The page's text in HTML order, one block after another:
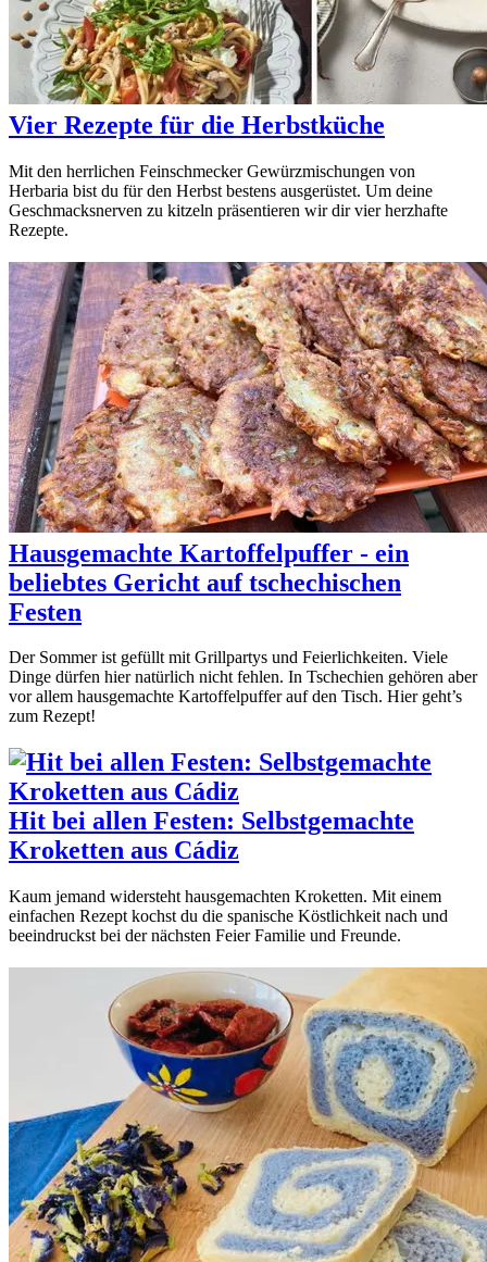
Vier Rezepte für die Herbstküche
Mit den herrlichen Feinschmecker Gewürzmischungen von
Herbaria bist du für den Herbst bestens ausgerüstet. Um deine
Geschmacksnerven zu kitzeln präsentieren wir dir vier herzhafte
Rezepte.
Hausgemachte Kartoffelpuffer - ein
beliebtes Gericht auf tschechischen
Festen
Der Sommer ist gefüllt mit Grillpartys und Feierlichkeiten. Viele
Dinge dürfen hier natürlich nicht fehlen. In Tschechien gehören aber
vor allem hausgemachte Kartoffelpuffer auf den Tisch. Hier geht’s
zum Rezept!
Hit bei allen Festen: Selbstgemachte
Kroketten aus Cádiz
Kaum jemand widersteht hausgemachten Kroketten. Mit einem
einfachen Rezept kochst du die spanische Köstlichkeit nach und
beeindruckst bei der nächsten Feier Familie und Freunde.